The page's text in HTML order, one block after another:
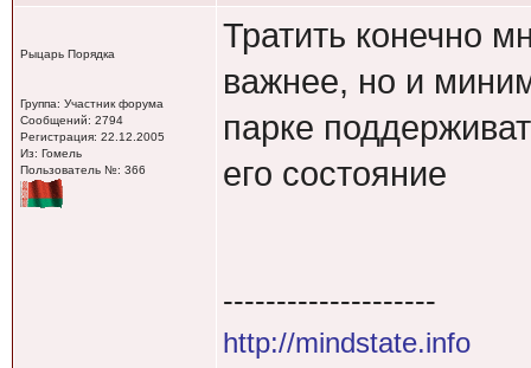
Рыцарь Порядка
Группа: Участник форума
Сообщений: 2794
Регистрация: 22.12.2005
Из: Гомель
Пользователь №: 366
Тратить конечно
важнее, но и
парке
его состояние
--------------------
http://mindstate.info